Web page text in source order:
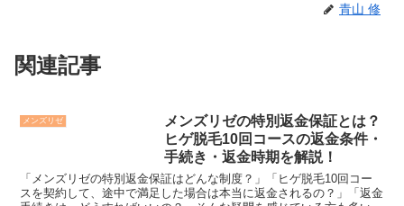
青山 修
関連記事
メンズリゼ
メンズリゼの特別返金保証とは？
ヒゲ脱毛10回コースの返金条件・
手続き・返金時期を解説！
「メンズリゼの特別返金保証はどんな制度？」「ヒゲ脱毛10回コー
スを契約して、途中で満足した場合は本当に返金されるの？」「返金